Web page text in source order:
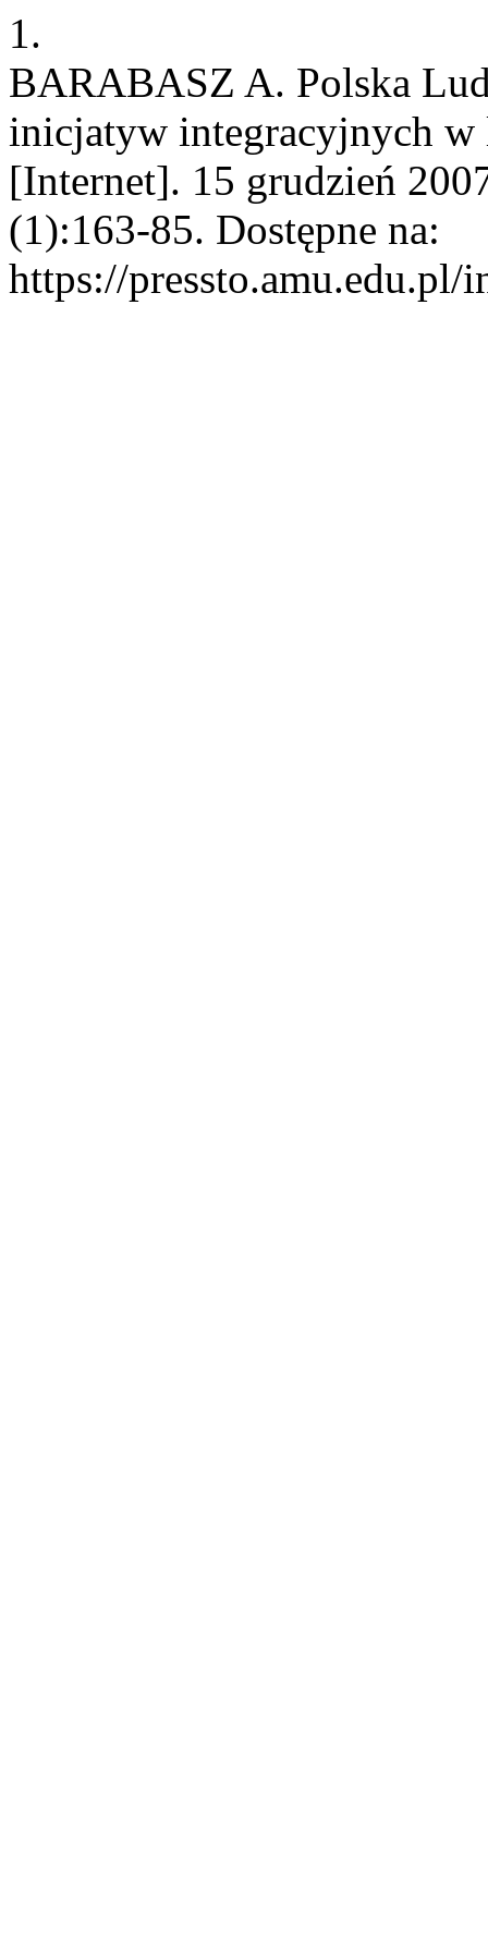
1.
BARABASZ A. Polska
inicjatyw integracyjnych w
[Internet]. 15 grudzień
(1):163-85. Dostępne na:
https://